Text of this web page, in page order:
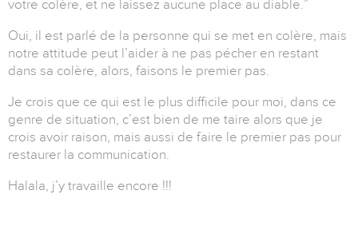
votre colère, et ne laissez aucune place au diable.”
Oui, il est parlé de la personne qui se met en colère, mais
notre attitude peut l’aider à ne pas pécher en restant
dans sa colère, alors, faisons le premier pas.
Je crois que ce qui est le plus difficile pour moi, dans ce
genre de situation, c’est bien de me taire alors que je
crois avoir raison, mais aussi de faire le premier pas pour
restaurer la communication.
Halala, j’y travaille encore !!!